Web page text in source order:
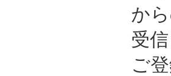
か
受
ご